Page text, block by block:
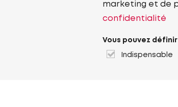
marketing et de
confidentialité
Vous pouvez
Indispensable